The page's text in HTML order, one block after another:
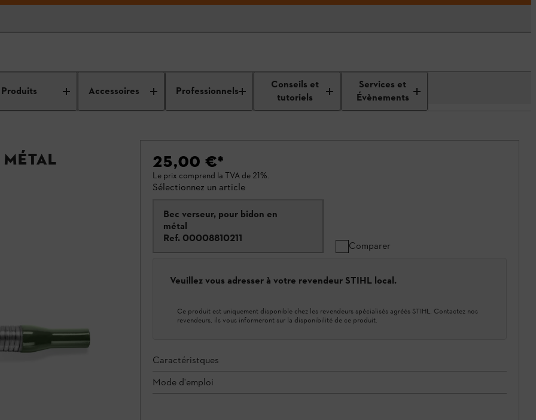
Produits Accessoires Professionnels
Conseils et
tutoriels
Services et
Évènements
métal 25,00 €*
Le prix comprend la TVA de 21%.
Sélectionnez un article
Bec verseur, pour bidon en
métal
Ref. 00008810211
Comparer
Veuillez vous adresser à votre revendeur STIHL local.
Ce produit est uniquement disponible chez les revendeurs spécialisés agréés STIHL. Contactez nos
revendeurs, ils vous informeront sur la disponibilité de ce produit.
Caractéristques
Mode d'emploi